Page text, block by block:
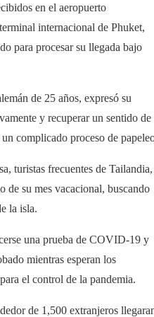
en el aeropuerto
internacional de Phuket,
para procesar su llegada bajo
de 25 años, expresó su
y recuperar un sentido de
complicado proceso de
turistas frecuentes de Tailandia,
de su mes vacacional, buscando
la isla.
una prueba de COVID-19 y
mientras esperan los
el control de la pandemia.
de 1,500 extranjeros